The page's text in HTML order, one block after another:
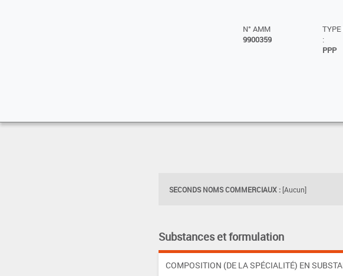
N° AMM
9900359
:
PPP
SECONDS NOMS COMMERCIAUX : [Aucun]
Substances et formulation
COMPOSITION (DE LA SPÉCIALITÉ) EN